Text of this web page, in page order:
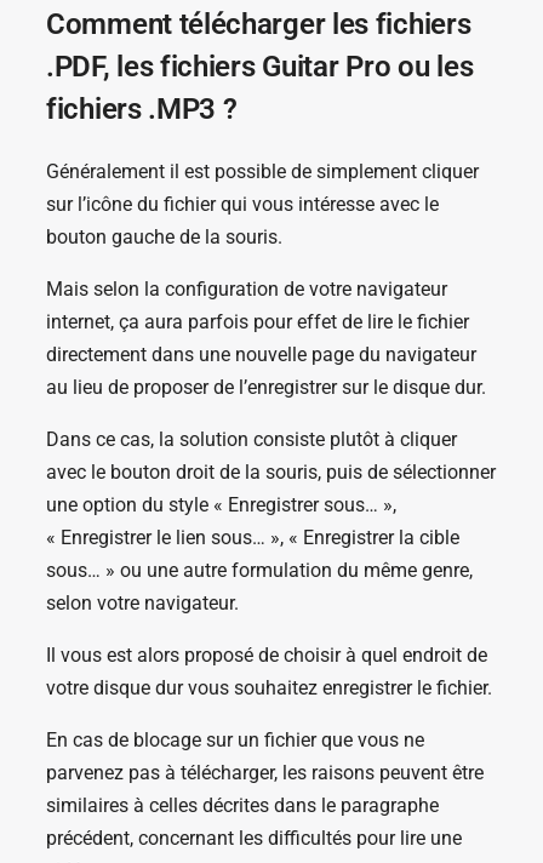
Comment télécharger les fichiers
.PDF, les fichiers Guitar Pro ou les
fichiers .MP3 ?
Généralement il est possible de simplement cliquer
sur l’icône du fichier qui vous intéresse avec le
bouton gauche de la souris.
Mais selon la configuration de votre navigateur
internet, ça aura parfois pour effet de lire le fichier
directement dans une nouvelle page du navigateur
au lieu de proposer de l’enregistrer sur le disque dur.
Dans ce cas, la solution consiste plutôt à cliquer
avec le bouton droit de la souris, puis de sélectionner
une option du style « Enregistrer sous… »,
« Enregistrer le lien sous… », « Enregistrer la cible
sous… » ou une autre formulation du même genre,
selon votre navigateur.
Il vous est alors proposé de choisir à quel endroit de
votre disque dur vous souhaitez enregistrer le fichier.
En cas de blocage sur un fichier que vous ne
parvenez pas à télécharger, les raisons peuvent être
similaires à celles décrites dans le paragraphe
précédent, concernant les difficultés pour lire une